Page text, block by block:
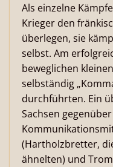
Als einzelne
Krieger den
überlegen, sie
selbst. Am
beweglichen
selbständig
durchführten. Ein
Sachsen
(Hartholzbretter,
ähnelten) und